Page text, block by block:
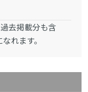
去掲載分も含
れます。